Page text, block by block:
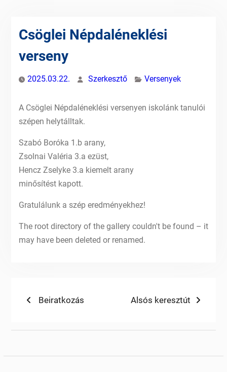
Csöglei Népdaléneklési
verseny
2025.03.22. Szerkesztő Versenyek
A Csöglei Népdaléneklési versenyen iskolánk tanulói
szépen helytálltak.
Szabó Boróka 1.b arany,
Zsolnai Valéria 3.a ezüst,
Hencz Zselyke 3.a kiemelt arany
minősítést kapott.
Gratulálunk a szép eredményekhez!
The root directory of the gallery couldn't be found – it
may have been deleted or renamed.
Bejegyzés
Previous
Beiratkozás
Next
Alsós keresztút